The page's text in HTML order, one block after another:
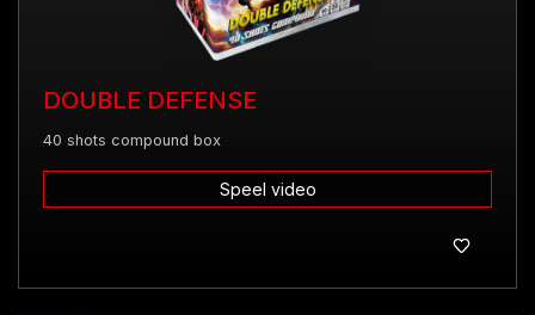
DOUBLE DEFENSE
40 shots compound box
Speel video